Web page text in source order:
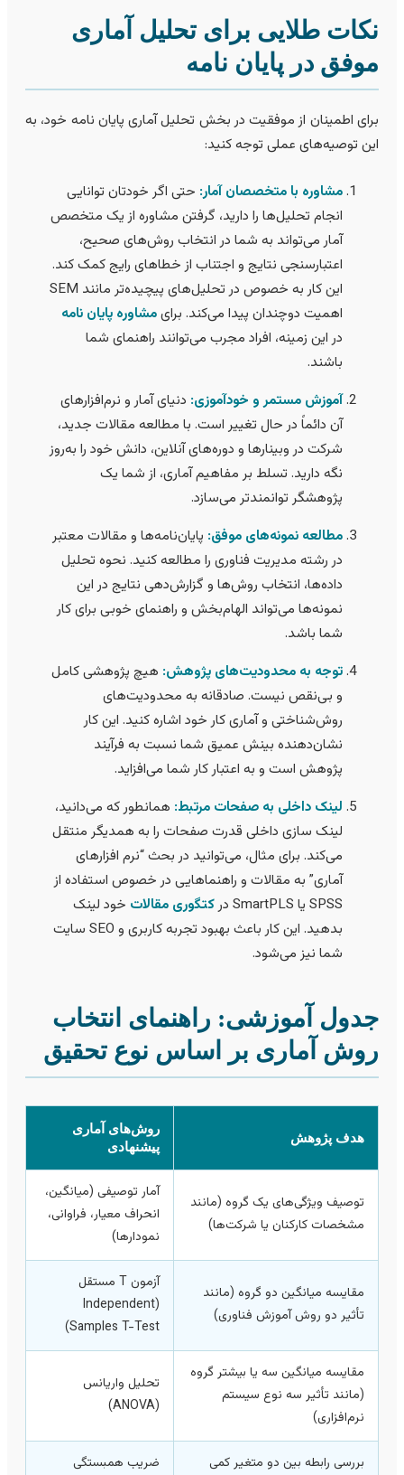
طلایی برای تحلیل آماری
در پایان نامه
اطمينان از موفقیت در بخش تحلیل آماری پایان نامه خود، به
توصیه‌های عملی توجه کنید:
مشاوره با متخصصان آمار:حتی اگر خودتان توانایی
انجام تحلیل‌ها را دارید، گرفتن مشاوره از یک متخصص
آمار می‌تواند به شما در انتخاب روش‌های صحیح،
اعتبارسنجی نتایج و اجتناب از خطاهای رایج کمک کند.
این کار به خصوص در تحلیل‌های پیچیده‌تر مانند SEM
اهمیت دوچندان پیدا می‌کند. برای مشاوره پایان نامه
در این زمینه، افراد مجرب می‌توانند راهنمای شما
باشند.
آموزش مستمر و خودآموزی:دنیای آمار و نرم‌افزارهای
آن دائماً در حال تغییر است. با مطالعه مقالات جدید،
شرکت در وبینارها و دوره‌های آنلاین، دانش خود را به‌روز
نگه دارید. تسلط بر مفاهیم آماری، از شما یک
پژوهشگر توانمندتر می‌سازد.
مطالعه نمونه‌های موفق:پایان‌نامه‌ها و مقالات معتبر
در رشته مدیریت فناوری را مطالعه کنید. نحوه تحلیل
داده‌ها، انتخاب روش‌ها و گزارش‌دهی نتایج در این
نمونه‌ها می‌تواند الهام‌بخش و راهنمای خوبی برای کار
شما باشد.
توجه به محدودیت‌های پژوهش:هیچ پژوهشی کامل
و بی‌نقص نیست. صادقانه به محدودیت‌های
روش‌شناختی و آماری کار خود اشاره کنید. این کار
نشان‌دهنده بینش عمیق شما نسبت به فرآیند
پژوهش است و به اعتبار کار شما می‌افزاید.
لینک داخلی به صفحات مرتبط:همانطور که می‌دانید،
لینک سازی داخلی قدرت صفحات را به همدیگر منتقل
می‌کند. برای مثال، می‌توانید در بحث “نرم افزارهای
آماری” به مقالات و راهنماهایی در خصوص استفاده از
SPSS یا SmartPLS در
کتگوری مقالاتخود لینک
بدهید. این کار باعث بهبود تجربه کاربری و SEO سایت
شما نیز می‌شود.
آموزشی: راهنمای انتخاب
آماری بر اساس نوع تحقیق
هدف پژوهش
روش‌های آماری
پیشنهادی
توصیف ویژگی‌های یک گروه (مانند
مشخصات کارکنان یا شرکت‌ها)
آمار توصیفی (میانگین،
انحراف معیار، فراوانی،
نمودارها)
مقایسه میانگین دو گروه (مانند
تأثیر دو روش آموزش فناوری)
آزمون T مستقل
(Independent
Samples T-Test)
مقایسه میانگین سه یا بيشتر گروه
(مانند تأثیر سه نوع سیستم
نرم‌افزاری)
تحلیل واریانس
بررسی رابطه بین دو متغیر کمی
ضریب همبستگی